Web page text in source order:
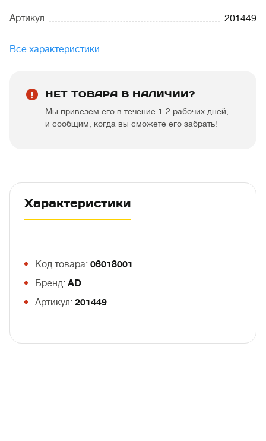
Артикул 201449
Все характеристики
НЕТ ТОВАРА В НАЛИЧИИ?
Мы привезем его в течение 1-2 рабочих дней,
и сообщим, когда вы сможете его забрать!
Характеристики
Код товара: 06018001
Бренд: AD
Артикул: 201449